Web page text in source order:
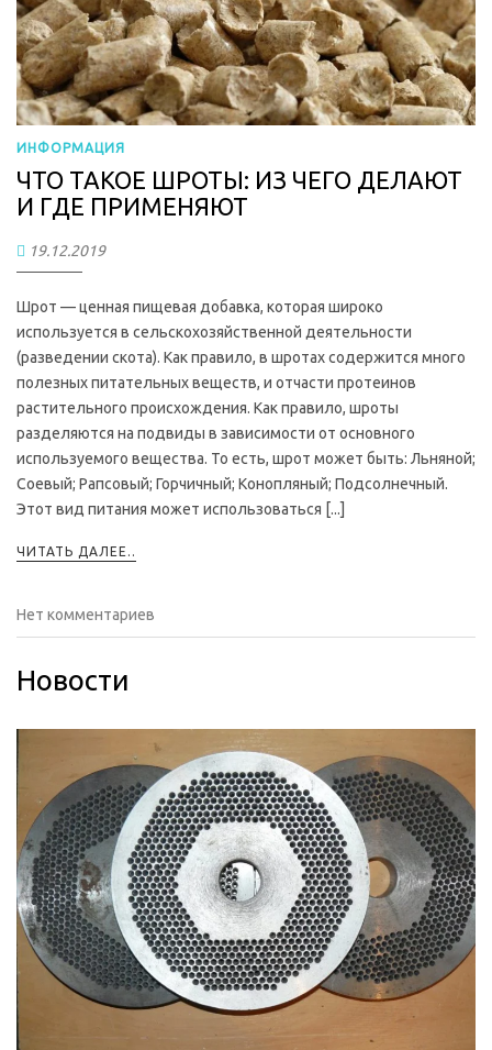
ИНФОРМАЦИЯ
ЧТО ТАКОЕ ШРОТЫ: ИЗ ЧЕГО ДЕЛАЮТ
И ГДЕ ПРИМЕНЯЮТ
19.12.2019
Шрот — ценная пищевая добавка, которая широко
используется в сельскохозяйственной деятельности
(разведении скота). Как правило, в шротах содержится много
полезных питательных веществ, и отчасти протеинов
растительного происхождения. Как правило, шроты
разделяются на подвиды в зависимости от основного
используемого вещества. То есть, шрот может быть: Льняной;
Соевый; Рапсовый; Горчичный; Конопляный; Подсолнечный.
Этот вид питания может использоваться [...]
ЧИТАТЬ ДАЛЕЕ..
Нет комментариев
Новости